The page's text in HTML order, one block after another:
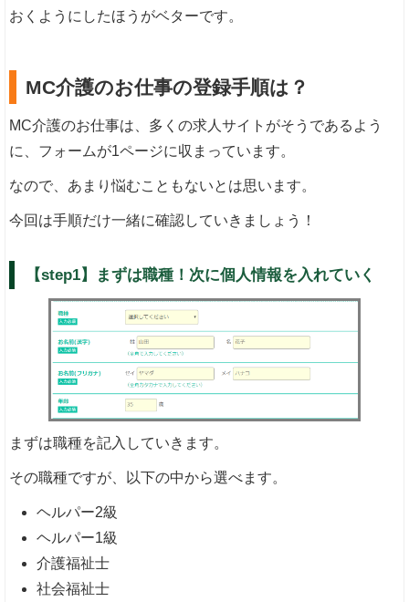
おくようにしたほうがベターです。
MC介護のお仕事の登録手順は？
MC介護のお仕事は、多くの求人サイトがそうであるよう
に、フォームが1ページに収まっています。
なので、あまり悩むこともないとは思います。
今回は手順だけ一緒に確認していきましょう！
【step1】まずは職種！次に個人情報を入れていく
まずは職種を記入していきます。
その職種ですが、以下の中から選べます。
ヘルパー2級
ヘルパー1級
介護福祉士
社会福祉士